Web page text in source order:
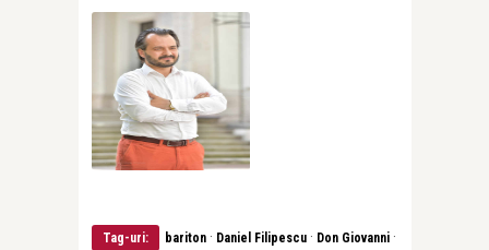
Tag-uri: bariton · Daniel Filipescu · Don Giovanni ·